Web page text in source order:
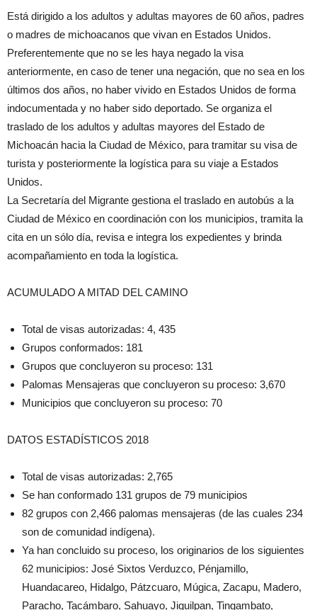
Está dirigido a los adultos y adultas mayores de 60 años, padres
o madres de michoacanos que vivan en Estados Unidos.
Preferentemente que no se les haya negado la visa
anteriormente, en caso de tener una negación, que no sea en los
últimos dos años, no haber vivido en Estados Unidos de forma
indocumentada y no haber sido deportado. Se organiza el
traslado de los adultos y adultas mayores del Estado de
Michoacán hacia la Ciudad de México, para tramitar su visa de
turista y posteriormente la logística para su viaje a Estados
Unidos.
La Secretaría del Migrante gestiona el traslado en autobús a la
Ciudad de México en coordinación con los municipios, tramita la
cita en un sólo día, revisa e integra los expedientes y brinda
acompañamiento en toda la logística.
ACUMULADO A MITAD DEL CAMINO
Total de visas autorizadas: 4, 435
Grupos conformados: 181
Grupos que concluyeron su proceso: 131
Palomas Mensajeras que concluyeron su proceso: 3,670
Municipios que concluyeron su proceso: 70
DATOS ESTADÍSTICOS 2018
Total de visas autorizadas: 2,765
Se han conformado 131 grupos de 79 municipios
82 grupos con 2,466 palomas mensajeras (de las cuales 234
son de comunidad indígena).
Ya han concluido su proceso, los originarios de los siguientes
62 municipios: José Sixtos Verduzco, Pénjamillo,
Huandacareo, Hidalgo, Pátzcuaro, Múgica, Zacapu, Madero,
Paracho, Tacámbaro, Sahuayo, Jiquilpan, Tingambato,